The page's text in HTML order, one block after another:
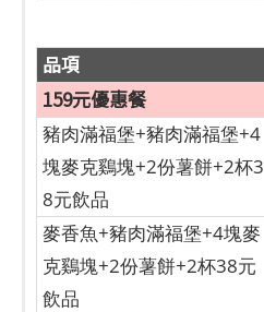
品項
159元優惠餐
豬肉滿福堡+豬肉滿福堡+4
塊麥克鷄塊+2份薯餅+2杯3
8元飲品
麥香魚+豬肉滿福堡+4塊麥
克鷄塊+2份薯餅+2杯38元
飲品